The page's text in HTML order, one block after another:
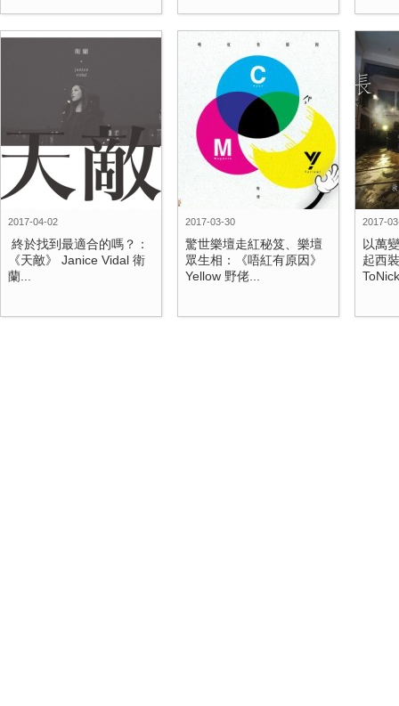
2017-04-02
​ 終於找到最適合的嗎？：
《天敵》 Janice Vidal 衛
蘭...
2017-03-30
驚世樂壇走紅秘笈、樂壇
眾生相：《唔紅有原因》
Yellow 野佬...
2017-
以萬
起西